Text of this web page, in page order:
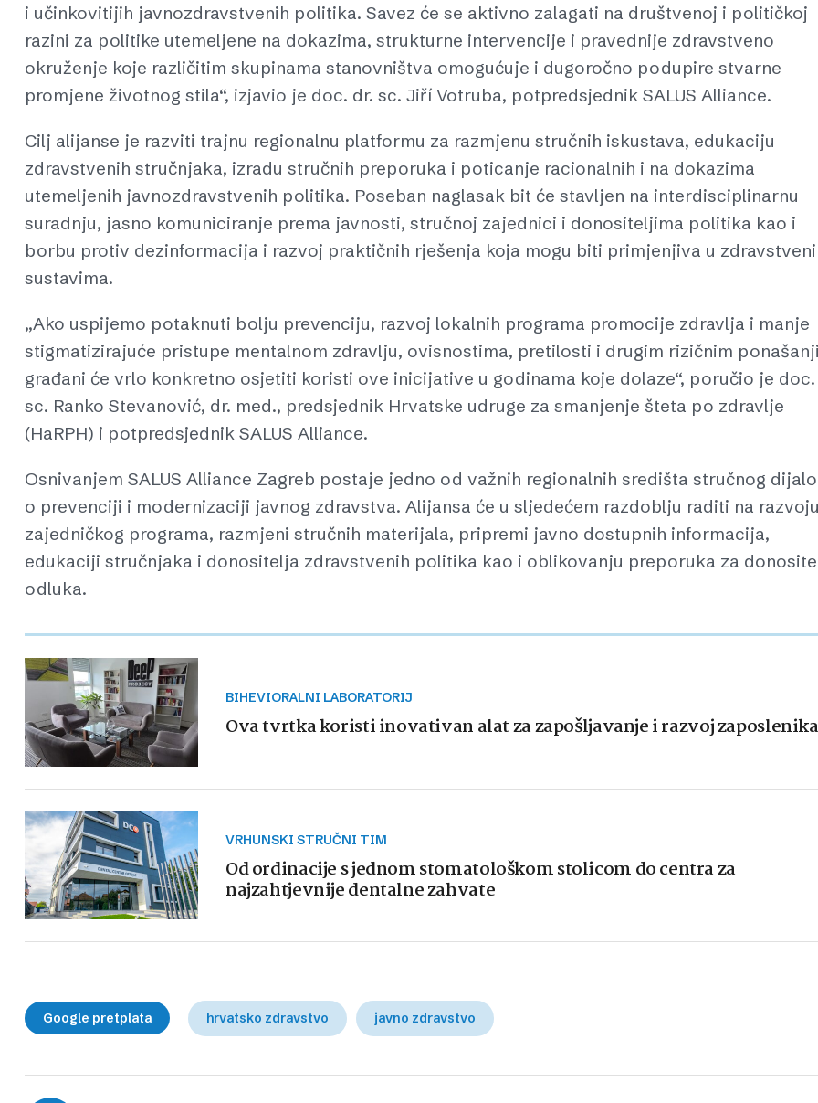
i učinkovitijih javnozdravstvenih politika. Savez će se aktivno zalagati na društvenoj i političkoj
razini za politike utemeljene na dokazima, strukturne intervencije i pravednije zdravstveno
okruženje koje različitim skupinama stanovništva omogućuje i dugoročno podupire stvarne
promjene životnog stila“, izjavio je doc. dr. sc. Jiří Votruba, potpredsjednik SALUS Alliance.
Cilj alijanse je razviti trajnu regionalnu platformu za razmjenu stručnih iskustava, edukaciju
zdravstvenih stručnjaka, izradu stručnih preporuka i poticanje racionalnih i na dokazima
utemeljenih javnozdravstvenih politika. Poseban naglasak bit će stavljen na interdisciplinarnu
suradnju, jasno komuniciranje prema javnosti, stručnoj zajednici i donositeljima politika kao i
borbu protiv dezinformacija i razvoj praktičnih rješenja koja mogu biti primjenjiva u
sustavima.
„Ako uspijemo potaknuti bolju prevenciju, razvoj lokalnih programa promocije zdravlja i manje
stigmatizirajuće pristupe mentalnom zdravlju, ovisnostima, pretilosti i drugim rizičnim
građani će vrlo konkretno osjetiti koristi ove inicijative u godinama koje dolaze“, poručio je doc.
sc. Ranko Stevanović, dr. med., predsjednik Hrvatske udruge za smanjenje šteta po zdravlje
(HaRPH) i potpredsjednik SALUS Alliance.
Osnivanjem SALUS Alliance Zagreb postaje jedno od važnih regionalnih središta stručnog
o prevenciji i modernizaciji javnog zdravstva. Alijansa će u sljedećem razdoblju raditi na razvoju
zajedničkog programa, razmjeni stručnih materijala, pripremi javno dostupnih informacija,
edukaciji stručnjaka i donositelja zdravstvenih politika kao i oblikovanju preporuka za
odluka.
BIHEVIORALNI LABORATORIJ
Ova tvrtka koristi inovativan alat za zapošljavanje i razvoj zaposlenika
VRHUNSKI STRUČNI TIM
Od ordinacije s jednom stomatološkom stolicom do centra za
najzahtjevnije dentalne zahvate
Google pretplata hrvatsko zdravstvo javno zdravstvo